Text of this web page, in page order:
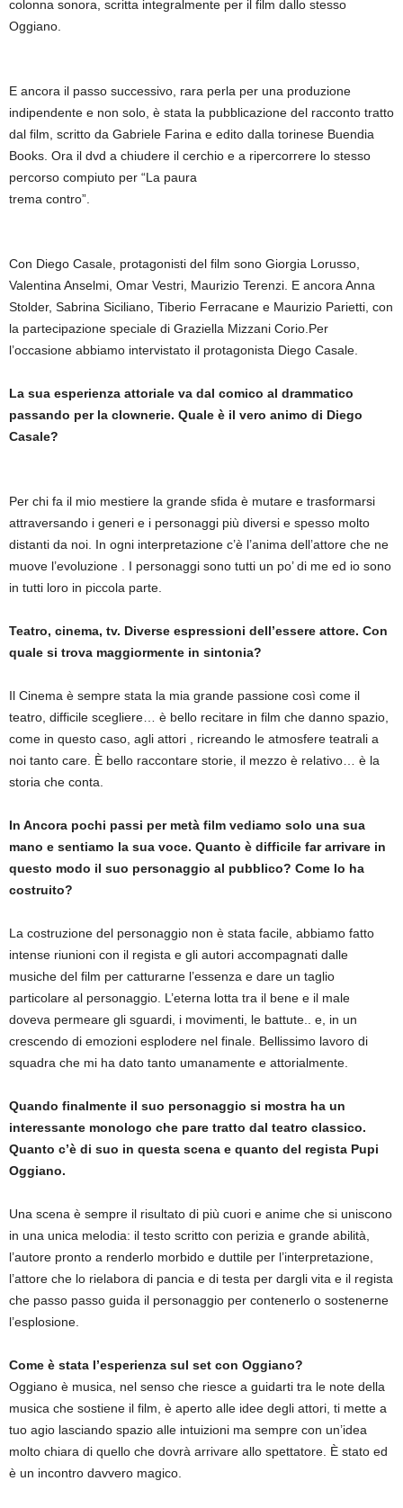
colonna sonora, scritta integralmente per il film dallo stesso
Oggiano.
E ancora il passo successivo, rara perla per una produzione
indipendente e non solo, è stata la pubblicazione del racconto tratto
dal film, scritto da Gabriele Farina e edito dalla torinese Buendia
Books. Ora il dvd a chiudere il cerchio e a ripercorrere lo stesso
percorso compiuto per “La paura
trema contro”.
Con Diego Casale, protagonisti del film sono Giorgia Lorusso,
Valentina Anselmi, Omar Vestri, Maurizio Terenzi. E ancora Anna
Stolder, Sabrina Siciliano, Tiberio Ferracane e Maurizio Parietti, con
la partecipazione speciale di Graziella Mizzani Corio.Per
l’occasione abbiamo intervistato il protagonista Diego Casale.
La sua esperienza attoriale va dal comico al drammatico
passando per la clownerie. Quale è il vero animo di Diego
Casale?
Per chi fa il mio mestiere la grande sfida è mutare e trasformarsi
attraversando i generi e i personaggi più diversi e spesso molto
distanti da noi. In ogni interpretazione c’è l’anima dell’attore che ne
muove l’evoluzione . I personaggi sono tutti un po’ di me ed io sono
in tutti loro in piccola parte.
Teatro, cinema, tv. Diverse espressioni dell’essere attore. Con
quale si trova maggiormente in sintonia?
Il Cinema è sempre stata la mia grande passione così come il
teatro, difficile scegliere… è bello recitare in film che danno spazio,
come in questo caso, agli attori , ricreando le atmosfere teatrali a
noi tanto care. È bello raccontare storie, il mezzo è relativo… è la
storia che conta.
In Ancora pochi passi per metà film vediamo solo una sua
mano e sentiamo la sua voce. Quanto è difficile far arrivare in
questo modo il suo personaggio al pubblico? Come lo ha
costruito?
La costruzione del personaggio non è stata facile, abbiamo fatto
intense riunioni con il regista e gli autori accompagnati dalle
musiche del film per catturarne l’essenza e dare un taglio
particolare al personaggio. L’eterna lotta tra il bene e il male
doveva permeare gli sguardi, i movimenti, le battute.. e, in un
crescendo di emozioni esplodere nel finale. Bellissimo lavoro di
squadra che mi ha dato tanto umanamente e attorialmente.
Quando finalmente il suo personaggio si mostra ha un
interessante monologo che pare tratto dal teatro classico.
Quanto c’è di suo in questa scena e quanto del regista Pupi
Oggiano.
Una scena è sempre il risultato di più cuori e anime che si uniscono
in una unica melodia: il testo scritto con perizia e grande abilità,
l’autore pronto a renderlo morbido e duttile per l’interpretazione,
l’attore che lo rielabora di pancia e di testa per dargli vita e il regista
che passo passo guida il personaggio per contenerlo o sostenerne
l’esplosione.
Come è stata l’esperienza sul set con Oggiano?
Oggiano è musica, nel senso che riesce a guidarti tra le note della
musica che sostiene il film, è aperto alle idee degli attori, ti mette a
tuo agio lasciando spazio alle intuizioni ma sempre con un’idea
molto chiara di quello che dovrà arrivare allo spettatore. È stato ed
è un incontro davvero magico.